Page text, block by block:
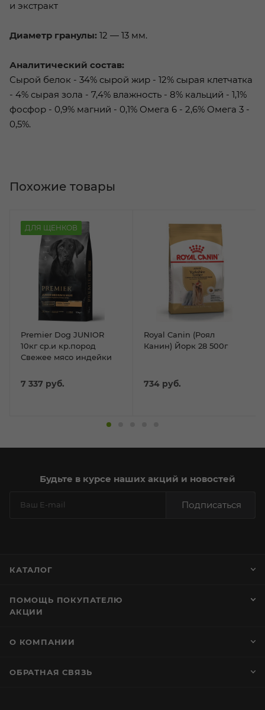
и экстракт
Диаметр гранулы: 12 — 13 мм.
Аналитический состав:
Сырой белок - 34% сырой жир - 12% сырая клетчатка
- 4% сырая зола - 7,4% влажность - 8% кальций - 1,1%
фосфор - 0,9% магний - 0,1% Омега 6 - 2,6% Омега 3 -
0,5%.
ДЛЯ ЩЕНКОВ
Premier Dog JUNIOR
10кг ср.и кр.пород
Свежее мясо индейки
7 337 руб.
Royal Canin (Роял
Канин) Йорк 28 500г
734 руб.
Похожие товары
Будьте в курсе наших акций и новостей
Подписаться
КАТАЛОГ
ПОМОЩЬ ПОКУПАТЕЛЮ
АКЦИИ
О КОМПАНИИ
ОБРАТНАЯ СВЯЗЬ